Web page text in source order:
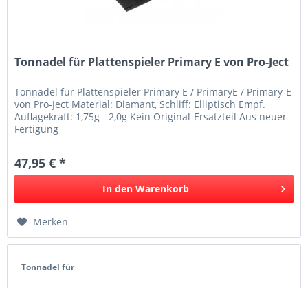
Tonnadel für Plattenspieler Primary E von Pro-Ject
Tonnadel für Plattenspieler Primary E / PrimaryE / Primary-E
von Pro-Ject Material: Diamant, Schliff: Elliptisch Empf.
Auflagekraft: 1,75g - 2,0g Kein Original-Ersatzteil Aus neuer
Fertigung
47,95 € *
In den Warenkorb
Merken
Tonnadel für